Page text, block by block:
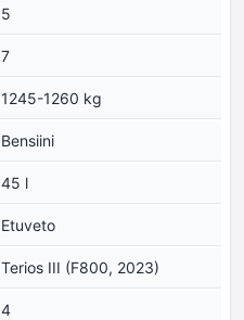
5
7
1245-1260 kg
Bensiini
45 l
Etuveto
Terios III (F800, 2023)
4